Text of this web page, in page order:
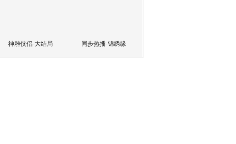
神雕侠侣-大结局 同步热播-锦绣缘